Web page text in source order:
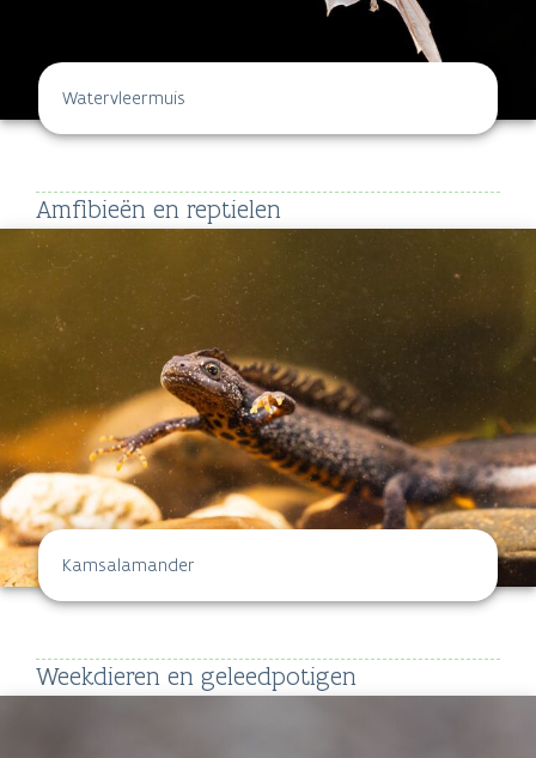
Watervleermuis
Amfibieën en reptielen
Kamsalamander
Weekdieren en geleedpotigen